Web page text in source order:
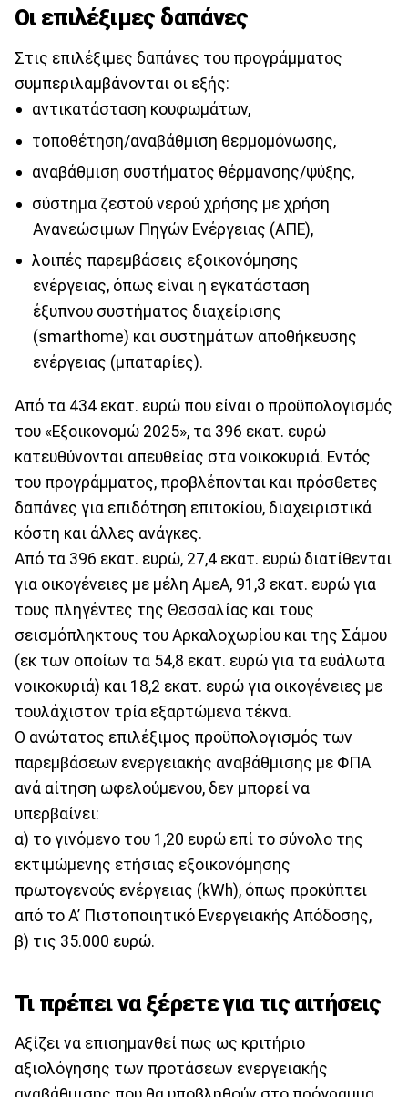
Οι επιλέξιμες δαπάνες
Στις επιλέξιμες δαπάνες του προγράμματος
συμπεριλαμβάνονται οι εξής:
αντικατάσταση κουφωμάτων,
τοποθέτηση/αναβάθμιση θερμομόνωσης,
αναβάθμιση συστήματος θέρμανσης/ψύξης,
σύστημα ζεστού νερού χρήσης με χρήση
Ανανεώσιμων Πηγών Ενέργειας (ΑΠΕ),
λοιπές παρεμβάσεις εξοικονόμησης
ενέργειας, όπως είναι η εγκατάσταση
έξυπνου συστήματος διαχείρισης
(smarthome) και συστημάτων αποθήκευσης
ενέργειας (μπαταρίες).
Από τα 434 εκατ. ευρώ που είναι ο προϋπολογισμός
του «Εξοικονομώ 2025», τα 396 εκατ. ευρώ
κατευθύνονται απευθείας στα νοικοκυριά. Εντός
του προγράμματος, προβλέπονται και πρόσθετες
δαπάνες για επιδότηση επιτοκίου, διαχειριστικά
κόστη και άλλες ανάγκες.
Από τα 396 εκατ. ευρώ, 27,4 εκατ. ευρώ διατίθενται
για οικογένειες με μέλη ΑμεΑ, 91,3 εκατ. ευρώ για
τους πληγέντες της Θεσσαλίας και τους
σεισμόπληκτους του Αρκαλοχωρίου και της Σάμου
(εκ των οποίων τα 54,8 εκατ. ευρώ για τα ευάλωτα
νοικοκυριά) και 18,2 εκατ. ευρώ για οικογένειες με
τουλάχιστον τρία εξαρτώμενα τέκνα.
Ο ανώτατος επιλέξιμος προϋπολογισμός των
παρεμβάσεων ενεργειακής αναβάθμισης με ΦΠΑ
ανά αίτηση ωφελούμενου, δεν μπορεί να
υπερβαίνει:
α) το γινόμενο του 1,20 ευρώ επί το σύνολο της
εκτιμώμενης ετήσιας εξοικονόμησης
πρωτογενούς ενέργειας (kWh), όπως προκύπτει
από το Α’ Πιστοποιητικό Ενεργειακής Απόδοσης,
β) τις 35.000 ευρώ.
Τι πρέπει να ξέρετε για τις αιτήσεις
Αξίζει να επισημανθεί πως ως κριτήριο
αξιολόγησης των προτάσεων ενεργειακής